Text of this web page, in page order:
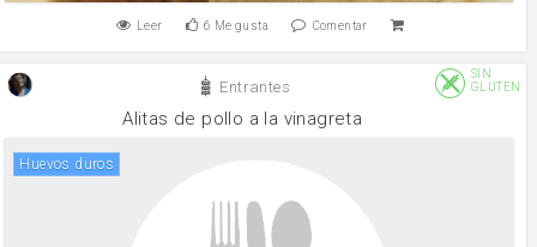
Leer 6 Me gusta Comentar
Entrantes
SIN
GLUTEN
Alitas de pollo a la vinagreta
Huevos duros